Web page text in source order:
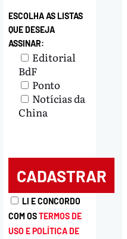
ESCOLHA AS LISTAS
QUE DESEJA
ASSINAR:
Editorial
BdF
Ponto
Notícias da
China
LI E CONCORDO
COM OSTERMOS DE
USO E POLÍTICA DE